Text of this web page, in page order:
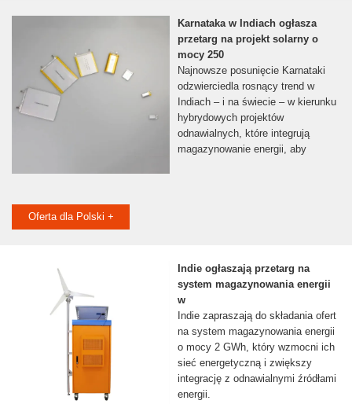
Karnataka w Indiach ogłasza
przetarg na projekt solarny o
mocy 250
Najnowsze posunięcie Karnataki
odzwierciedla rosnący trend w
Indiach – i na świecie – w kierunku
hybrydowych projektów
odnawialnych, które integrują
magazynowanie energii, aby
Oferta dla Polski +
Indie ogłaszają przetarg na
system magazynowania energii
w
Indie zapraszają do składania ofert
na system magazynowania energii
o mocy 2 GWh, który wzmocni ich
sieć energetyczną i zwiększy
integrację z odnawialnymi źródłami
energii.